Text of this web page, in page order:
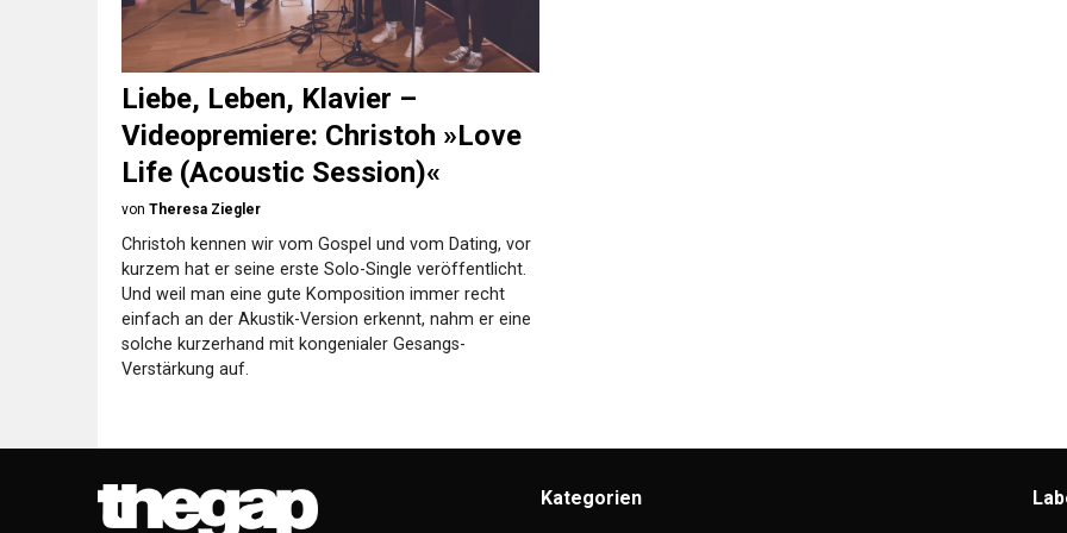
Liebe, Leben, Klavier –
Videopremiere: Christoh »Love
Life (Acoustic Session)«
von Theresa Ziegler
Christoh kennen wir vom Gospel und vom Dating, vor
kurzem hat er seine erste Solo-Single veröffentlicht.
Und weil man eine gute Komposition immer recht
einfach an der Akustik-Version erkennt, nahm er eine
solche kurzerhand mit kongenialer Gesangs-
Verstärkung auf.
Kategorien